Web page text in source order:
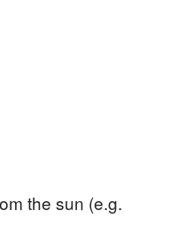
the sun (e.g.